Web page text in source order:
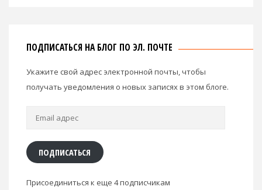
ПОДПИСАТЬСЯ НА БЛОГ ПО ЭЛ. ПОЧТЕ
Укажите свой адрес электронной почты, чтобы
получать уведомления о новых записях в этом блоге.
Email
ПОДПИСАТЬСЯ
Присоединиться к еще 4 подписчикам